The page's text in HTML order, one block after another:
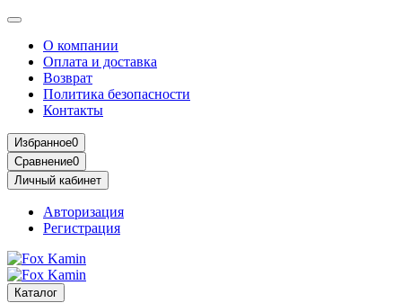
О компании
Оплата и доставка
Возврат
Политика безопасности
Контакты
Избранное0
Сравнение0
Личный кабинет
Авторизация
Регистрация
Каталог